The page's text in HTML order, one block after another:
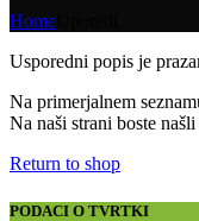
Home
Usporedni popis je
Na primerjalnem
Na naši strani boste
Return to shop
PODACI O TVRTKI